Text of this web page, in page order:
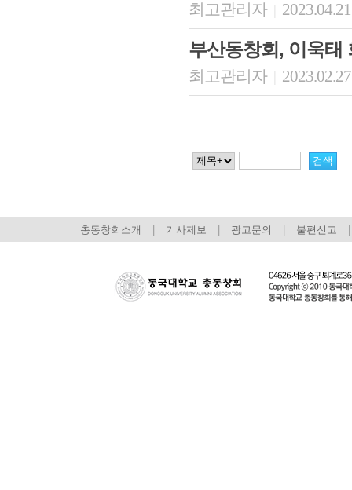
최고관리자
부산동창회, 이욱태
최고관리자
총동창회소개 기사제보 광고문의 불편신고